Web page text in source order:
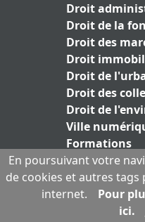
Droit
Droit de la
Droit des
Droit
Droit de
Droit des
Droit de
Ville
Formations
Le cabinet :
En poursuivant votre
de cookies et autres tags
internet.
Pour
ici.